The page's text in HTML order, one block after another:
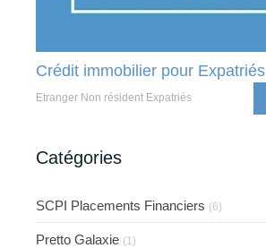
Crédit immobilier pour Expatriés
Etranger Non résident Expatriés
Catégories
SCPI Placements Financiers (6)
Pretto Galaxie (1)